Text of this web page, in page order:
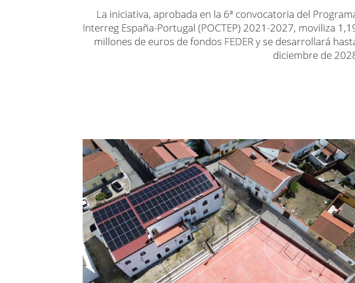
La iniciativa, aprobada en la 6ª convocatoria del
Interreg España-Portugal (POCTEP) 2021-2027, moviliza
millones de euros de fondos FEDER y se desarrollará
diciembre de